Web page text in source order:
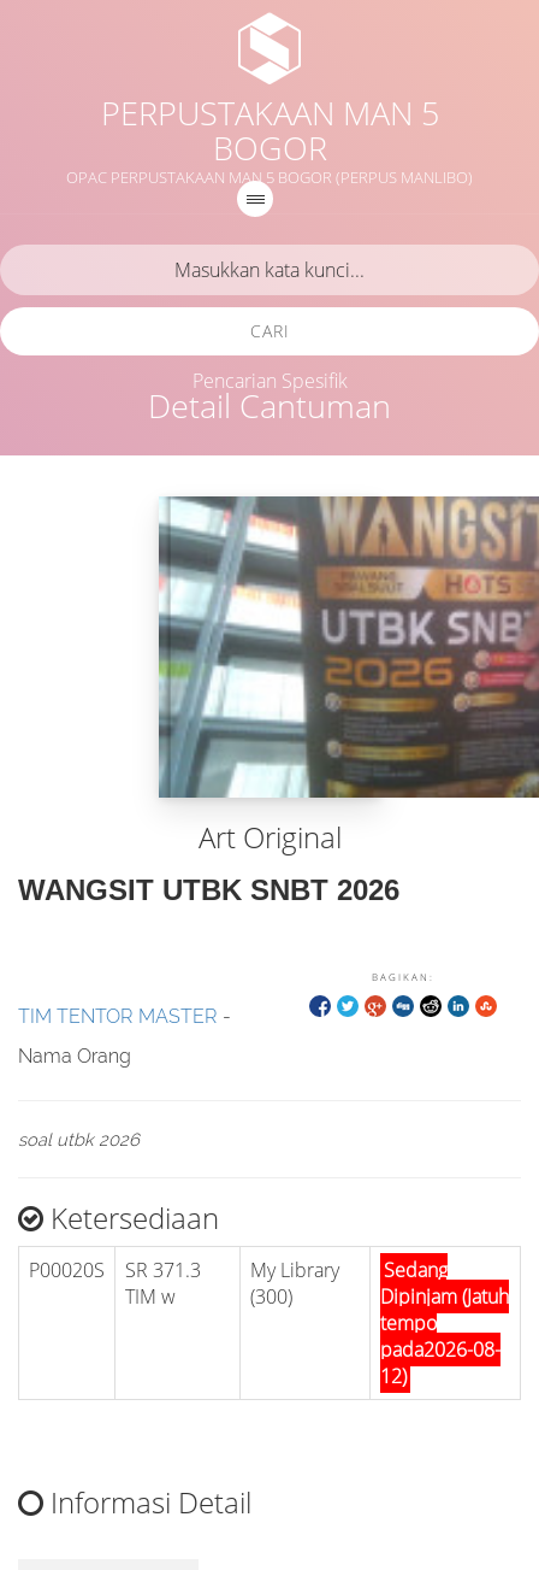
PERPUSTAKAAN MAN 5
BOGOR
OPAC PERPUSTAKAAN MAN 5 BOGOR (PERPUS MANLIBO)
Detail Cantuman
CARI
Pencarian Spesifik
Art Original
WANGSIT UTBK SNBT 2026
BAGIKAN:
TIM TENTOR MASTER -
Nama Orang
soal utbk 2026
Ketersediaan
P00020S
SR 371.3
TIM w
My Library
(300)
Sedang
Dipinjam (Jatuh
tempo
pada2026-08-
12)
Informasi Detail